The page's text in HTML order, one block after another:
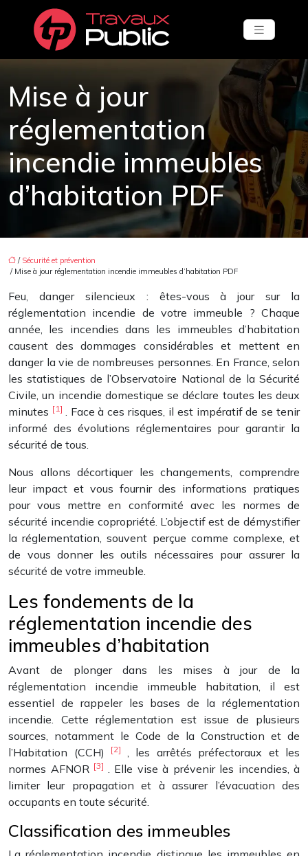
Mise à jour
réglementation
incendie immeubles
d’habitation PDF
/ Sécurité et prévention
/ Mise à jour réglementation incendie immeubles d’habitation PDF
Feu, danger silencieux : êtes-vous à jour sur la
réglementation incendie de votre immeuble ? Chaque
année, les incendies dans les immeubles d’habitation
causent des dommages considérables et mettent en
danger la vie de nombreuses personnes. En France, selon
les statistiques de l’Observatoire National de la Sécurité
Civile, un incendie domestique se déclare toutes les deux
minutes [1] . Face à ces risques, il est impératif de se tenir
informé des évolutions réglementaires pour garantir la
sécurité de tous.
Nous allons décortiquer les changements, comprendre
leur impact et vous fournir des informations pratiques
pour vous mettre en conformité avec les normes de
sécurité incendie copropriété. L’objectif est de démystifier
la réglementation, souvent perçue comme complexe, et
de vous donner les outils nécessaires pour assurer la
sécurité de votre immeuble.
Les fondements de la
réglementation incendie des
immeubles d’habitation
Avant de plonger dans les mises à jour de la
réglementation incendie immeuble habitation, il est
essentiel de rappeler les bases de la réglementation
incendie. Cette réglementation est issue de plusieurs
sources, notamment le Code de la Construction et de
l’Habitation (CCH)
[2] , les arrêtés préfectoraux et les
normes AFNOR [3] . Elle vise à prévenir les incendies, à
limiter leur propagation et à assurer l’évacuation des
occupants en toute sécurité.
Classification des immeubles